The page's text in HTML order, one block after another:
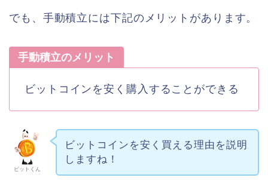
でも、手動積立には下記のメリットがあります。
手動積立のメリット
ビットコインを安く購入することができる
ビットくん
ビットコインを安く買える理由を説明
しますね！